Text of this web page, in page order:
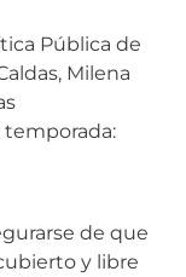
Pública de
Milena
temporada:
de que
y libre